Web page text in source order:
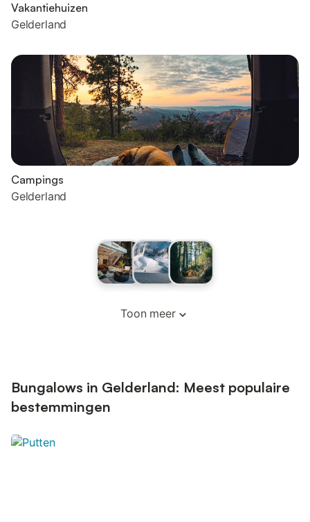
Vakantiehuizen
Gelderland
Campings
Gelderland
Toon meer
Bungalows in Gelderland: Meest populaire
bestemmingen